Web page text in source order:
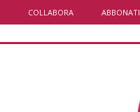
COLLABORA ABBONATI